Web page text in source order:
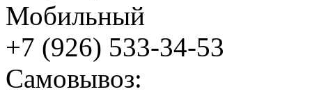
Мобильный
+7 (926) 533-34-53
Cамовывоз: